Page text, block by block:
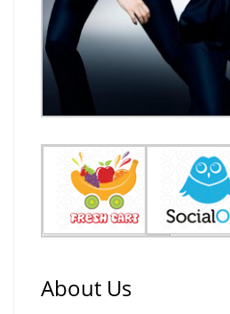
About Us